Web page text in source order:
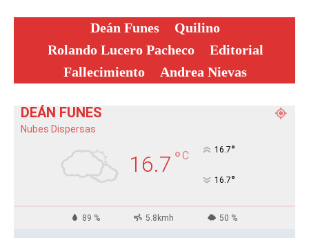
Deán Funes
Quilino
Rolando Lucero Pacheco
Editorial
Fallecimiento
Andrea Nievas
DEÁN FUNES
Nubes Dispersas
16.7 °C 16.7°
16.7°
89 % 5.8kmh 50 %